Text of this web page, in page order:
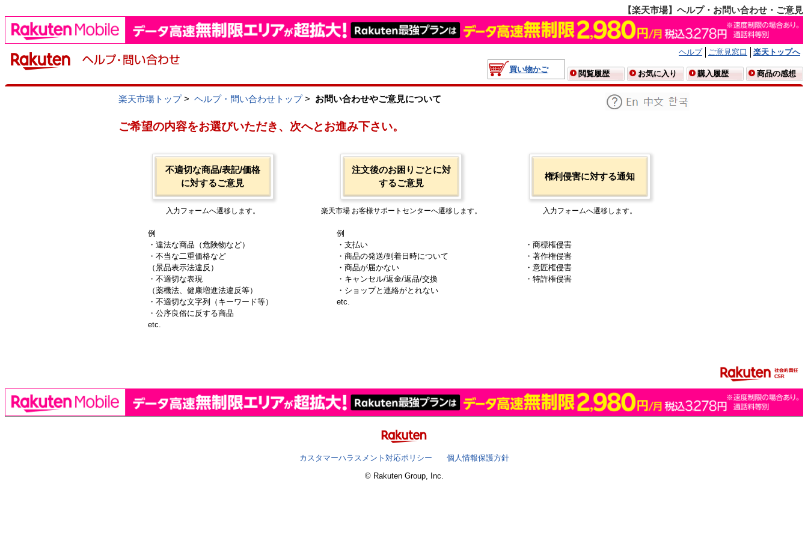
【楽天市場】ヘルプ・お問い合わせ・ご意見
ヘルプ ご意見窓口
楽天トップへ
買い物かご
閲覧履歴 お気に入り 購入履歴 商品の感想
楽天市場トップ> ヘルプ・問い合わせトップ> お問い合わせやご意見について
ご希望の内容をお選びいただき、次へとお進み下さい。
不適切な商品/表記/価格
に対するご意見
入力フォームへ遷移します。
例
・違法な商品（危険物など）
・不当な二重価格など
（景品表示法違反）
・不適切な表現
（薬機法、健康増進法違反等）
・不適切な文字列（キーワード等）
・公序良俗に反する商品
etc.
注文後のお困りごとに対
するご意見
楽天市場 お客様サポートセンターへ遷移します。
例
・支払い
・商品の発送/到着日時について
・商品が届かない
・キャンセル/返金/返品/交換
・ショップと連絡がとれない
etc.
権利侵害に対する通知
入力フォームへ遷移します。
・商標権侵害
・著作権侵害
・意匠権侵害
・特許権侵害
カスタマーハラスメント対応ポリシー
個人情報保護方針
© Rakuten Group, Inc.